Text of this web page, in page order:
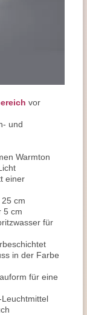
vor
und
Warmton
einer
cm
5 cm
für
in der Farbe
für eine